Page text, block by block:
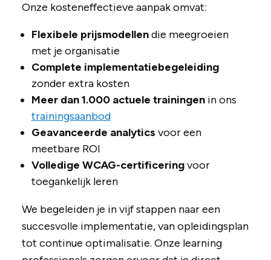
Onze kosteneffectieve aanpak omvat:
Flexibele prijsmodellendie meegroeien
met je organisatie
Complete implementatiebegeleiding
zonder extra kosten
Meer dan 1.000 actuele trainingenin ons
trainingsaanbod
Geavanceerde analytics voor een
meetbare ROI
Volledige WCAG-certificeringvoor
toegankelijk leren
We begeleiden je in vijf stappen naar een
succesvolle implementatie, van opleidingsplan
tot continue optimalisatie. Onze learning